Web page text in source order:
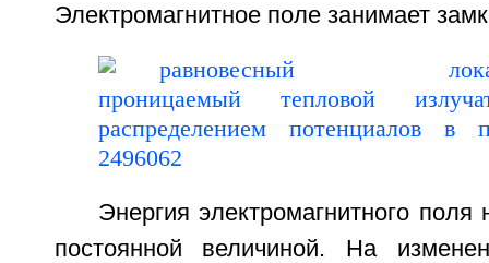
Электромагнитное поле занимает
Энергия электромагнитного поля
постоянной величиной. На